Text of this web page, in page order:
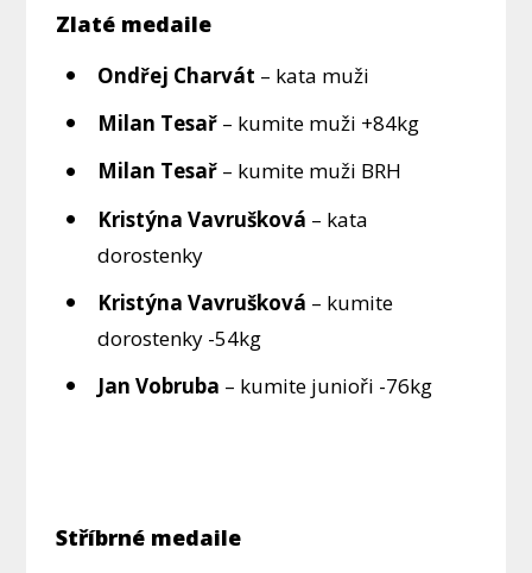
Zlaté medaile
Ondřej Charvát – kata muži
Milan Tesař – kumite muži +84kg
Milan Tesař – kumite muži BRH
Kristýna Vavrušková – kata
dorostenky
Kristýna Vavrušková – kumite
dorostenky -54kg
Jan Vobruba – kumite junioři -76kg
Stříbrné medaile